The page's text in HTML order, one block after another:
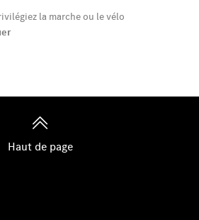
la marche ou le vélo
Haut de page